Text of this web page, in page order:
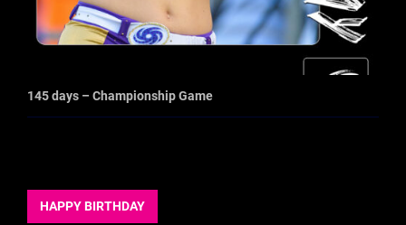
145 days – Championship Game
HAPPY BIRTHDAY